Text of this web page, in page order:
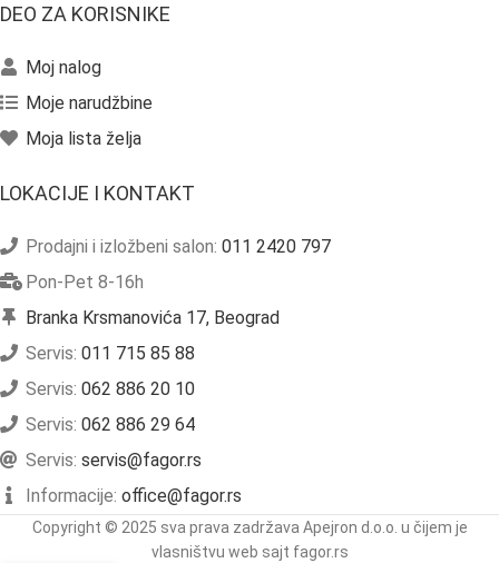
DEO ZA KORISNIKE
Moj nalog
Moje narudžbine
Moja lista želja
LOKACIJE I KONTAKT
Prodajni i izložbeni salon: 011 2420 797
Pon-Pet 8-16h
Branka Krsmanovića 17, Beograd
Servis: 011 715 85 88
Servis: 062 886 20 10
Servis: 062 886 29 64
Servis: servis@fagor.rs
Informacije: office@fagor.rs
Copyright © 2025 sva prava zadržava Apejron d.o.o. u čijem je
vlasništvu web sajt fagor.rs